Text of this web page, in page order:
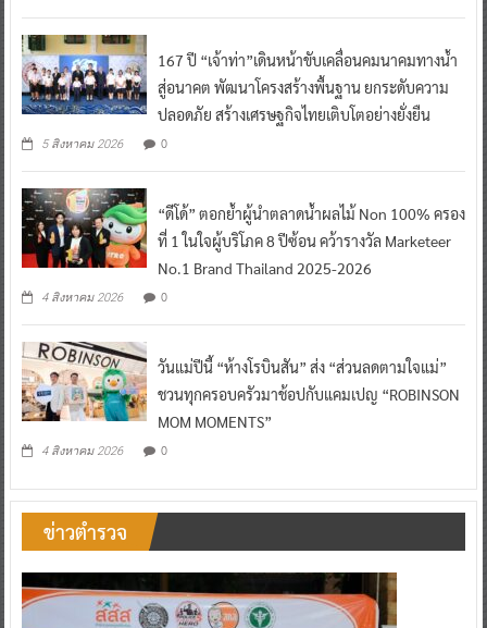
167 ปี “เจ้าท่า”เดินหน้าขับเคลื่อนคมนาคมทางน้ำ
สู่อนาคต พัฒนาโครงสร้างพื้นฐาน ยกระดับความ
ปลอดภัย สร้างเศรษฐกิจไทยเติบโตอย่างยั่งยืน
5 สิงหาคม 2026 0
“ดีโด้” ตอกย้ำผู้นำตลาดน้ำผลไม้ Non 100% ครอง
ที่ 1 ในใจผู้บริโภค 8 ปีซ้อน คว้ารางวัล Marketeer
No.1 Brand Thailand 2025-2026
4 สิงหาคม 2026 0
วันแม่ปีนี้ “ห้างโรบินสัน” ส่ง “ส่วนลดตามใจแม่”
ชวนทุกครอบครัวมาช้อปกับแคมเปญ “ROBINSON
MOM MOMENTS”
4 สิงหาคม 2026 0
ข่าวตำรวจ